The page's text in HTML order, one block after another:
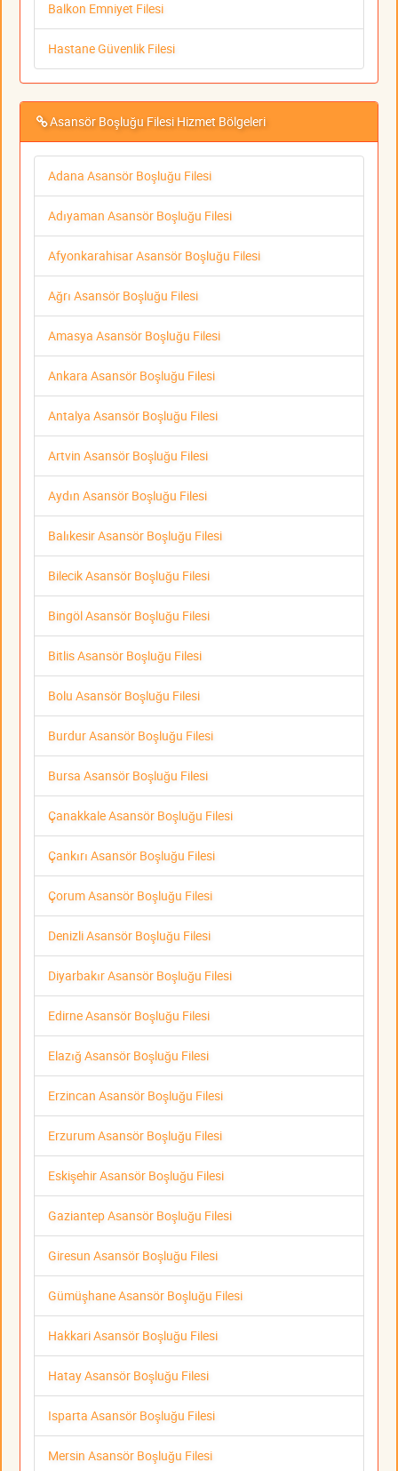
Balkon Emniyet Filesi
Hastane Güvenlik Filesi
Asansör Boşluğu Filesi Hizmet Bölgeleri
Adana Asansör Boşluğu Filesi
Adıyaman Asansör Boşluğu Filesi
Afyonkarahisar Asansör Boşluğu Filesi
Ağrı Asansör Boşluğu Filesi
Amasya Asansör Boşluğu Filesi
Ankara Asansör Boşluğu Filesi
Antalya Asansör Boşluğu Filesi
Artvin Asansör Boşluğu Filesi
Aydın Asansör Boşluğu Filesi
Balıkesir Asansör Boşluğu Filesi
Bilecik Asansör Boşluğu Filesi
Bingöl Asansör Boşluğu Filesi
Bitlis Asansör Boşluğu Filesi
Bolu Asansör Boşluğu Filesi
Burdur Asansör Boşluğu Filesi
Bursa Asansör Boşluğu Filesi
Çanakkale Asansör Boşluğu Filesi
Çankırı Asansör Boşluğu Filesi
Çorum Asansör Boşluğu Filesi
Denizli Asansör Boşluğu Filesi
Diyarbakır Asansör Boşluğu Filesi
Edirne Asansör Boşluğu Filesi
Elazığ Asansör Boşluğu Filesi
Erzincan Asansör Boşluğu Filesi
Erzurum Asansör Boşluğu Filesi
Eskişehir Asansör Boşluğu Filesi
Gaziantep Asansör Boşluğu Filesi
Giresun Asansör Boşluğu Filesi
Gümüşhane Asansör Boşluğu Filesi
Hakkari Asansör Boşluğu Filesi
Hatay Asansör Boşluğu Filesi
Isparta Asansör Boşluğu Filesi
Mersin Asansör Boşluğu Filesi